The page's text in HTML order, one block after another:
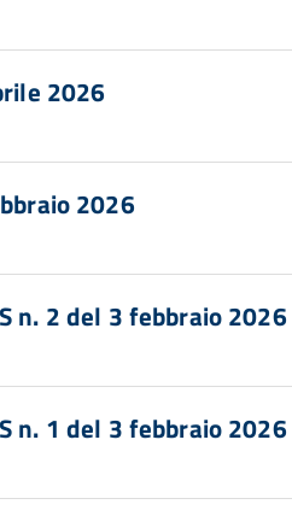
2026
2026
n. 2 del 3 febbraio 2026
n. 1 del 3 febbraio 2026